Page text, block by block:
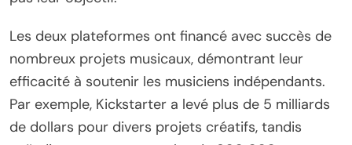
Les deux plateformes ont financé avec succès de
nombreux projets musicaux, démontrant leur
efficacité à soutenir les musiciens indépendants.
Par exemple, Kickstarter a levé plus de 5 milliards
de dollars pour divers projets créatifs, tandis